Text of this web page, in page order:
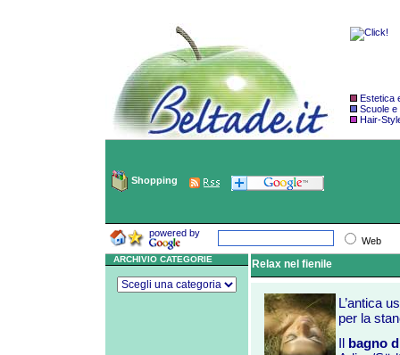
Estetica
Scuole e
Hair-
Shopping
powered by
Web
ARCHIVIO CATEGORIE Relax nel fienile
L’antica
per la
Il bagno